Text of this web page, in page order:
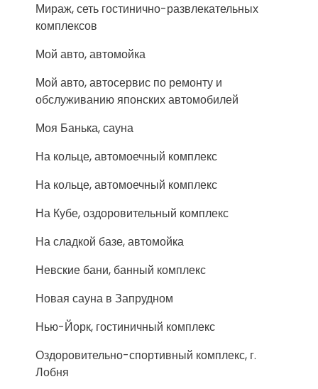
Мираж, сеть гостинично-развлекательных
комплексов
Мой авто, автомойка
Мой авто, автосервис по ремонту и
обслуживанию японских автомобилей
Моя Банька, сауна
На кольце, автомоечный комплекс
На кольце, автомоечный комплекс
На Кубе, оздоровительный комплекс
На сладкой базе, автомойка
Невские бани, банный комплекс
Новая сауна в Запрудном
Нью-Йорк, гостиничный комплекс
Оздоровительно-спортивный комплекс, г.
Лобня